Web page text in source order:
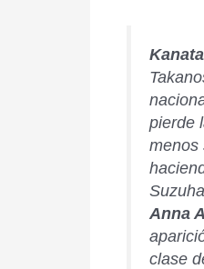
pierde
menos
Anna
clase